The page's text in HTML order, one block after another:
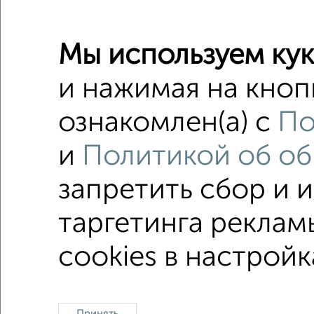
2
1 / 1
Мы используем
и нажимая на
ознакомлен(а) с
и
Политикой об
запретить сбор и
таргетинга
cookies в